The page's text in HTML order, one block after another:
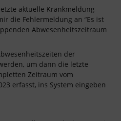
aktuelle Krankmeldung
die Fehlermeldung an “Es ist
Abwesenheitszeitraum
der
um dann die letzte
Zeitraum vom
erfasst, ins System eingeben